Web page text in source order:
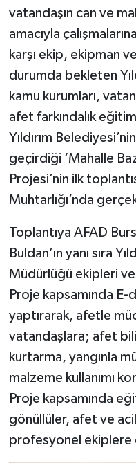
vatandaşın can ve
amacıyla
karşı ekip, ekipman
durumda bekleten
kamu kurumları,
afet farkındalık
Yıldırım
geçirdiği ‘Mahalle
Projesi’nin ilk
Muhtarlığı’nda
Toplantıya AFAD
Buldan’ın yanı sıra
Müdürlüğü ekipleri
Proje kapsamında
yaptırarak, afetle
vatandaşlara; afet
kurtarma, yangınla
malzeme kullanımı
Proje kapsamında
gönüllüler, afet ve
profesyonel ekiplere